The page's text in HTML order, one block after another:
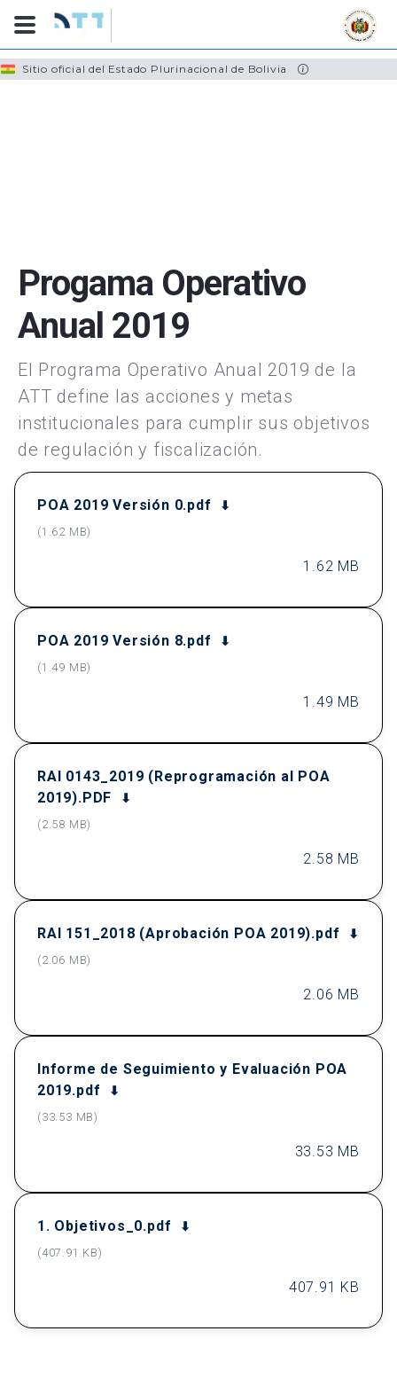
Skip
to
Sitio oficial del Estado Plurinacional de Bolivia
Progama Operativo
Anual 2019
El Programa Operativo Anual 2019 de la
ATT define las acciones y metas
institucionales para cumplir sus objetivos
de regulación y fiscalización.
POA 2019 Versión 0.pdf
(1.62 MB)
1.62 MB
POA 2019 Versión 8.pdf
(1.49 MB)
1.49 MB
RAI 0143_2019 (Reprogramación al POA
2019).PDF
(2.58 MB)
2.58 MB
RAI 151_2018 (Aprobación POA 2019).pdf
(2.06 MB)
2.06 MB
Informe de Seguimiento y Evaluación POA
2019.pdf
(33.53 MB)
33.53 MB
1. Objetivos_0.pdf
(407.91 KB)
407.91 KB